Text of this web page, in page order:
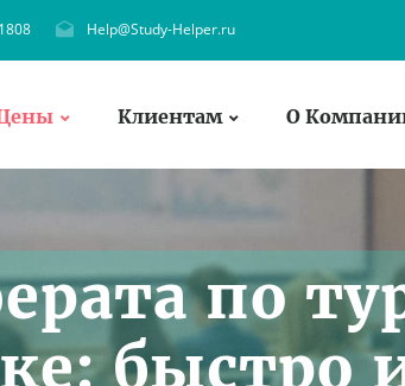
Help@Study-Helper.ru
Клиентам О
по
быстро